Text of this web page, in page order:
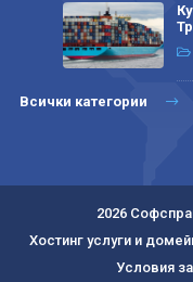
Всички категории
2026
Хостинг услуги и
Условия